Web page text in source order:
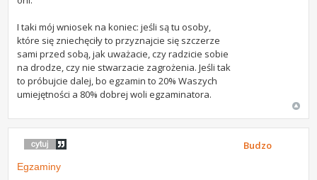
I taki mój wniosek na koniec: jeśli są tu osoby,
które się zniechęciły to przyznajcie się szczerze
sami przed sobą, jak uważacie, czy radzicie sobie
na drodze, czy nie stwarzacie zagrożenia. Jeśli tak
to próbujcie dalej, bo egzamin to 20% Waszych
umiejętności a 80% dobrej woli egzaminatora.
Egzaminy
Budzo